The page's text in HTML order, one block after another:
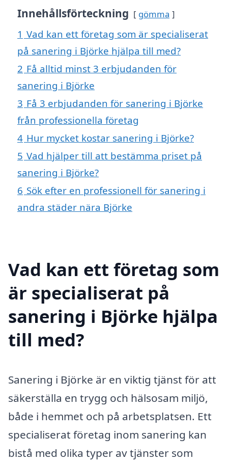
Innehållsförteckning gömma
1 Vad kan ett företag som är specialiserat
på sanering i Björke hjälpa till med?
2 Få alltid minst 3 erbjudanden för
sanering i Björke
3 Få 3 erbjudanden för sanering i Björke
från professionella företag
4 Hur mycket kostar sanering i Björke?
5 Vad hjälper till att bestämma priset på
sanering i Björke?
6 Sök efter en professionell för sanering i
andra städer nära Björke
Vad kan ett företag som
är specialiserat på
sanering i Björke hjälpa
till med?
Sanering i Björke är en viktig tjänst för att
säkerställa en trygg och hälsosam miljö,
både i hemmet och på arbetsplatsen. Ett
specialiserat företag inom sanering kan
bistå med olika typer av tjänster som